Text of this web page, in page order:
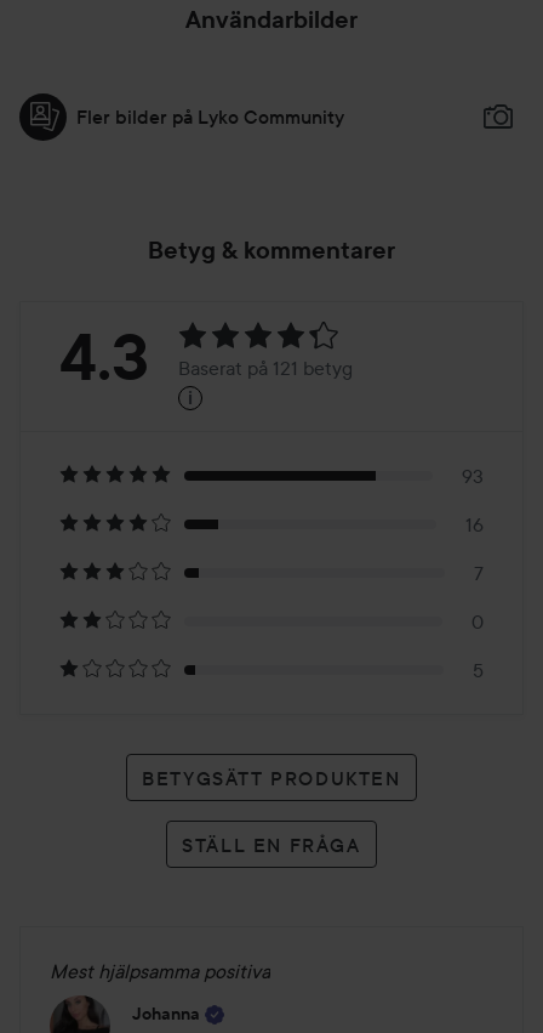
Användarbilder
Fler bilder på Lyko Community
Betyg & kommentarer
Betyg:
Baserat
på
121
betyg
4.3 Baserat på 121 betyg
i
93
16
7
0
5
BETYGSÄTT PRODUKTEN
STÄLL EN FRÅGA
Mest hjälpsamma positiva
Johanna